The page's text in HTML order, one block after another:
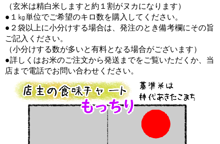
（玄米は精白米しますと約１割がヌカになります）
●１㎏単位でご希望のキロ数を購入してください。
●２袋以上に小分けする場合は、発注のとき備考欄にその旨
ご記入ください。
（小分けする数が多いと有料となる場合がございます）
●詳しくはお米のご注文から発送までをご覧いただくか、当
店まで電話でお問い合わせください。